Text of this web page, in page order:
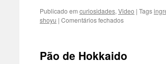
Publicado em curiosidades, Video | Tags
shoyu | Comentários fechadosem
Tirando
Pão de Hokkaido